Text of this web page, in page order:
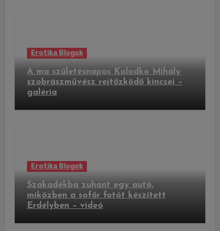
Erotika Blogok
A ma születésnapos Kolodko Mihály
szobrászművész rejtőzködő kincsei –
galéria
Erotika Blogok
Szakadékba zuhant egy autó,
miközben a sofőr fotót készített
Erdélyben – videó